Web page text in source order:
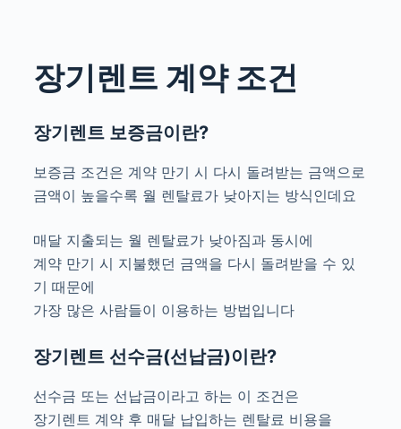
장기렌트 계약 조건
장기렌트 보증금이란?
보증금 조건은 계약 만기 시 다시 돌려받는 금액으로
금액이 높을수록 월 렌탈료가 낮아지는 방식인데요
매달 지출되는 월 렌탈료가 낮아짐과 동시에
계약 만기 시 지불했던 금액을 다시 돌려받을 수 있
기 때문에
가장 많은 사람들이 이용하는 방법입니다
장기렌트 선수금(선납금)이란?
선수금 또는 선납금이라고 하는 이 조건은
장기렌트 계약 후 매달 납입하는 렌탈료 비용을